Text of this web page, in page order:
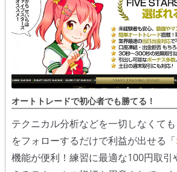
オートトレードで初心者でも勝てる！
テクニカル分析などを一切しなくて
をフォローするだけで利益が出せる「
機能が便利！練習に最適な100円取引